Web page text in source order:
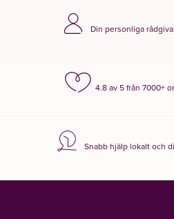
Din personliga
4.8 av 5 från 7000+
Snabb hjälp lokalt och